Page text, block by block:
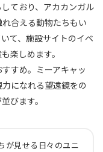
ており、アカカンガル
合える動物たちもい
て、施設サイトのイベ
楽しめます。
すめ。ミーアキャッ
になれる望遠鏡をの
びます。
が見せる日々のユニ